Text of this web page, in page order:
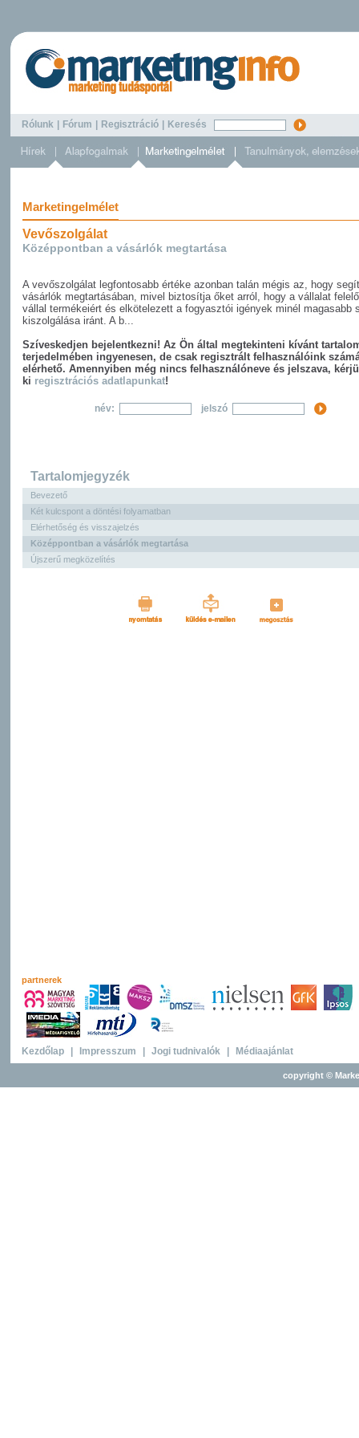
Rólunk Fórum Regisztráció Keresés
Marketingelmélet
Vevőszolgálat
Középpontban a vásárlók megtartása
A vevőszolgálat legfontosabb értéke azonban talán mégis az, hogy
vásárlók megtartásában, mivel biztosítja őket arról, hogy a vállalat
vállal termékeiért és elkötelezett a fogyasztói igények minél magasabb
kiszolgálása iránt. A b...
Szíveskedjen bejelentkezni! Az Ön által megtekinteni kívánt
terjedelmében ingyenesen, de csak regisztrált felhasználóink
elérhető. Amennyiben még nincs felhasználóneve és jelszava,
ki regisztrációs adatlapunkat!
név: jelszó
Tartalomjegyzék
Bevezető
Két kulcspont a döntési folyamatban
Elérhetőség és visszajelzés
Középpontban a vásárlók megtartása
Újszerű megközelítés
partnerek
Kezdőlap Impresszum Jogi tudnivalók Médiaajánlat
copyright ©